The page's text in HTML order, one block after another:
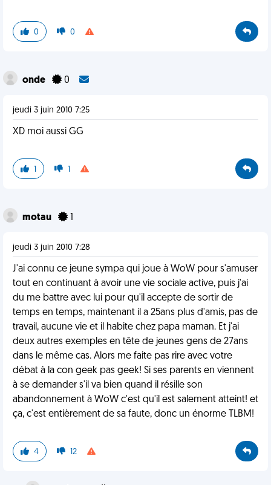
0 0
onde 0
jeudi 3 juin 2010 7:25
XD moi aussi GG
1 1
motau
jeudi 3 juin 2010 7:28
J'ai connu ce jeune sympa qui joue à WoW pour s'amuser
tout en continuant à avoir une vie sociale active, puis j'ai
du me battre avec lui pour qu'il accepte de sortir de
temps en temps, maintenant il a 25ans plus d'amis, pas de
travail, aucune vie et il habite chez papa maman. Et j'ai
deux autres exemples en tête de jeunes gens de 27ans
dans le même cas. Alors me faite pas rire avec votre
débat à la con geek pas geek! Si ses parents en viennent
à se demander s'il va bien quand il résille son
abandonnement à WoW c'est qu'il est salement atteint! et
ça, c'est entièrement de sa faute, donc un énorme TLBM!
4 12